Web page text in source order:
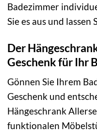
Badezimmer
Sie es aus und lassen
Der
Geschenk für Ihr
Gönnen Sie Ihrem
Geschenk und
Hängeschrank
funktionalen